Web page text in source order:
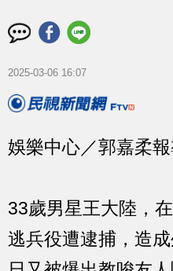
2025-03-06 16:07
娛樂中心／郭嘉柔
33歲男星王大陸，
逃兵役遭逮捕，造